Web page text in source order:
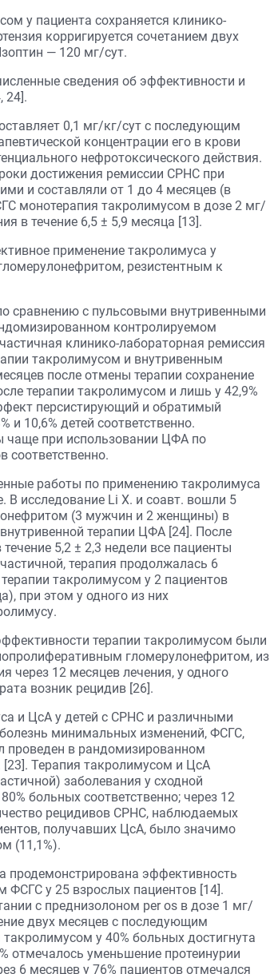
у пациента сохраняется клинико-
корригируется сочетанием двух
— 120 мг/сут.
сведения об эффективности и
24].
0,1 мг/кг/сут с последующим
концентрации его в крови
нефротоксического действия.
достижения ремиссии СРНС при
и составляли от 1 до 4 месяцев (в
монотерапия такролимусом в дозе 2 мг/
в течение 6,5 ± 5,9 месяца [13].
применение такролимуса у
резистентным к
сравнению с пульсовыми внутривенными
контролируемом
клинико-лабораторная ремиссия
такролимусом и внутривенным
после отмены терапии сохранение
терапии такролимусом и лишь у 42,9%
персистирующий и обратимый
10,6% детей соответственно.
при использовании ЦФА по
соответственно.
работы по применению такролимуса
В исследование Li X. и соавт. вошли 5
(3 мужчин и 2 женщины) в
терапии ЦФА [24]. После
5,2 ± 2,3 недели все пациенты
терапия продолжалась 6
такролимусом у 2 пациентов
при этом у одного из них
терапии такролимусом были
гломерулонефритом, из
через 12 месяцев лечения, у одного
возник рецидив [26].
и ЦсА у детей с СРНС и различными
минимальных изменений, ФСГС,
проведен в рандомизированном
Терапия такролимусом и ЦсА
заболевания у сходной
больных соответственно; через 12
рецидивов СРНС, наблюдаемых
получавших ЦсА, было значимо
(11,1%).
продемонстрирована эффективность
ФСГС у 25 взрослых пациентов [14].
с преднизолоном per os в дозе 1 мг/
двух месяцев с последующим
у 40% больных достигнута
отмечалось уменьшение протеинурии
6 месяцев у 76% пациентов отмечался